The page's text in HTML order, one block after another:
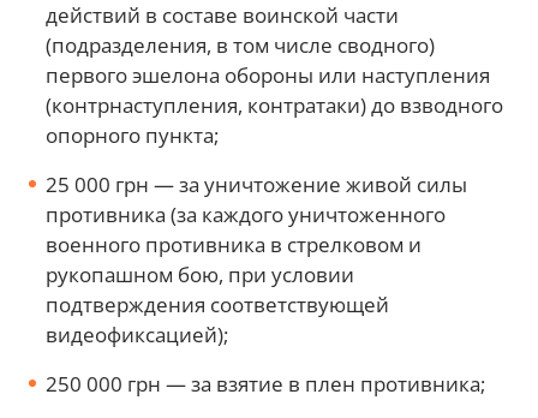
действий в составе воинской части
(подразделения, в том числе сводного)
первого эшелона обороны или наступления
(контрнаступления, контратаки) до взводного
опорного пункта;
25 000 грн — за уничтожение живой силы
противника (за каждого уничтоженного
военного противника в стрелковом и
рукопашном бою, при условии
подтверждения соответствующей
видеофиксацией);
250 000 грн — за взятие в плен противника;